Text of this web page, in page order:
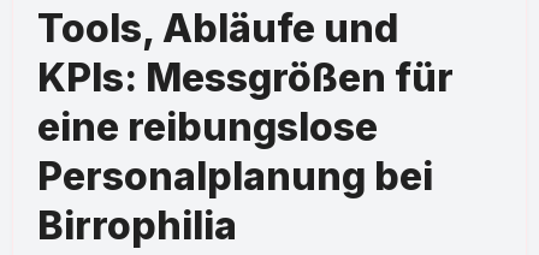
Tools, Abläufe und
KPIs: Messgrößen für
eine reibungslose
Personalplanung bei
Birrophilia